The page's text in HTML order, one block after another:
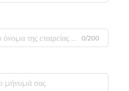
0/200